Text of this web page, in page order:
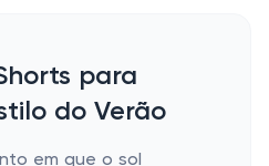
para
do Verão
em que o sol